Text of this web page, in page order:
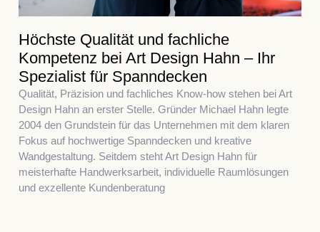
Höchste Qualität und fachliche
Kompetenz bei Art Design Hahn – Ihr
Spezialist für Spanndecken
Qualität, Präzision und fachliches Know-how stehen bei Art
Design Hahn an erster Stelle. Gründer Michael Hahn legte
2004 den Grundstein für das Unternehmen mit dem klaren
Fokus auf hochwertige Spanndecken und kreative
Wandgestaltung. Seitdem steht Art Design Hahn für
meisterhafte Handwerksarbeit, individuelle Raumlösungen
und exzellente Kundenberatung